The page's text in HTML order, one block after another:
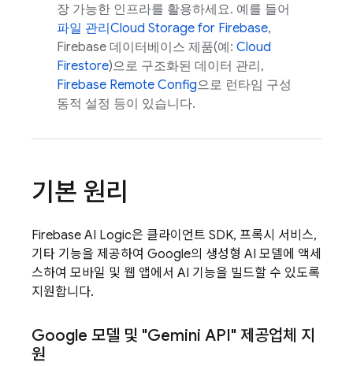
장 가능한 인프라를 활용하세요. 예를 들어
파일 관리 Cloud Storage for Firebase,
Firebase 데이터베이스 제품(예: Cloud
Firestore)으로 구조화된 데이터 관리,
Firebase Remote Config으로 런타임 구성
동적 설정 등이 있습니다.
기본 원리
Firebase AI Logic은 클라이언트 SDK, 프록시 서비스,
기타 기능을 제공하여 Google의 생성형 AI 모델에 액세
스하여 모바일 및 웹 앱에서 AI 기능을 빌드할 수 있도록
지원합니다.
Google 모델 및 "Gemini API" 제공업체 지
원